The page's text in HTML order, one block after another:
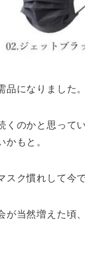
品になりました
くのかと思って
かもと。
スク慣れして今
が当然増えた頃